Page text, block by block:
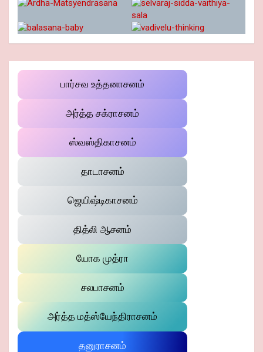
பார்சவ உத்தனாசனம்
அர்த்த சக்ராசனம்
ஸ்வஸ்திகாசனம்
தாடாசனம்
ஜெயிஷ்டிகாசனம்
தித்லி ஆசனம்
யோக முத்ரா
சலபாசனம்
அர்த்த மத்ஸ்யேந்திராசனம்
தனுராசனம்